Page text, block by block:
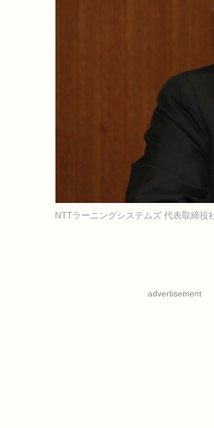
NTTラーニングシステムズ 代表取締役
advertisement